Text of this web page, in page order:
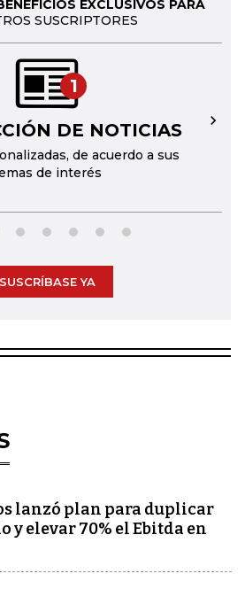
EXCLUSIVOS PARA
SUSCRIPTORES
1
DE NOTICIAS
de acuerdo a sus
de interés
→
SUSCRÍBASE YA
lanzó plan para duplicar
y elevar 70% el Ebitda en